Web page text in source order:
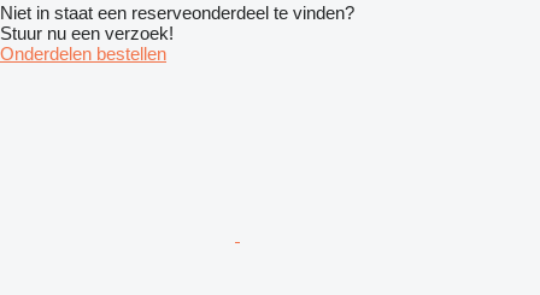
Niet in staat een reserveonderdeel te vinden?
Stuur nu een verzoek!
Onderdelen bestellen